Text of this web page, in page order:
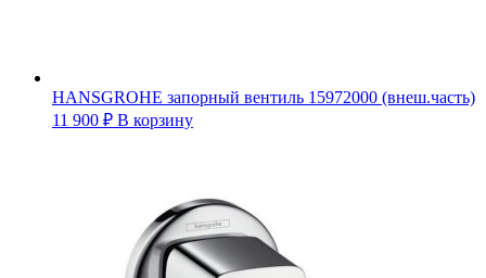
HANSGROHE запорный вентиль 15972000 (внеш.часть)
11 900 ₽ В корзину